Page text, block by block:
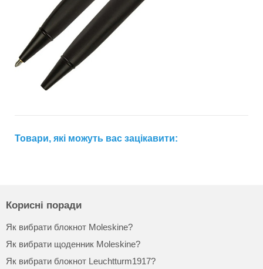
Товари, які можуть вас зацікавити:
Корисні поради
Як вибрати блокнот Moleskine?
Як вибрати щоденник Moleskine?
Як вибрати блокнот Leuchtturm1917?